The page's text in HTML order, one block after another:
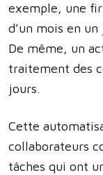
exemple, une
d’un mois en
De même, un
traitement des
jours.
Cette
collaborateurs
tâches qui ont